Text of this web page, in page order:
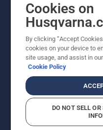
© Husqvarna AB
Husqvarna Schweiz
aderenti all’iniziativa,
all’ 8,1% e TRA. Con
indicati sono prezzi al
a meno che il prodotto
Informativa sulla privacy
Segnalazione
Cookies on
By clicking “Accept
cookies on your device to
site usage, and assist in
Cookie Policy
DO NOT SELL